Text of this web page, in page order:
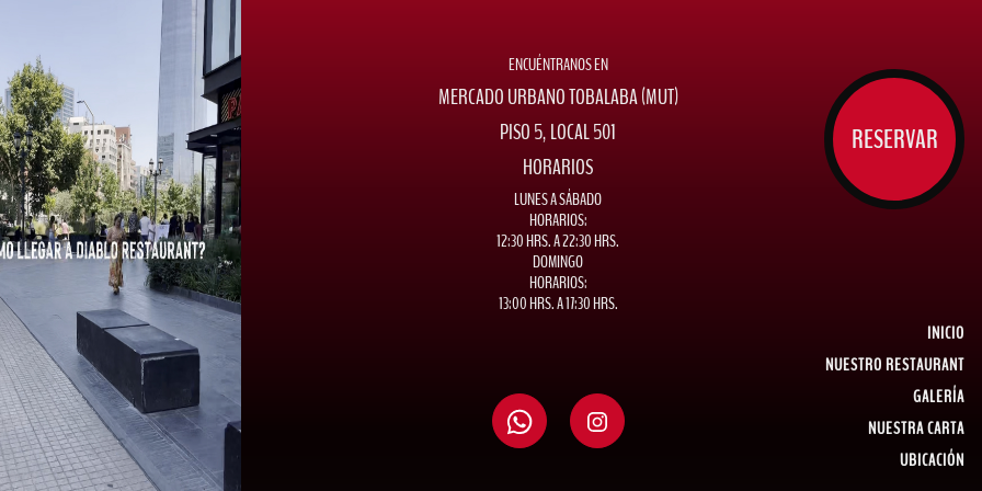
RESERVAR
INICIO
NUESTRO RESTAURANT
GALERÍA
NUESTRA CARTA
UBICACIÓN
ENCUÉNTRANOS EN
MERCADO URBANO TOBALABA (MUT)
PISO 5, LOCAL 501
HORARIOS
LUNES A SÁBADO
HORARIOS:
12:30 HRS. A 22:30 HRS.
DOMINGO
HORARIOS:
13:00 HRS. A 17:30 HRS.